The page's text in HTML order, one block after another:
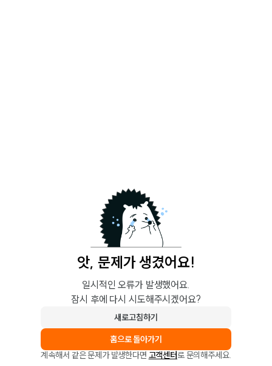
앗, 문제가 생겼어요!
일시적인 오류가 발생했어요.
잠시 후에 다시 시도해주시겠어요?
새로고침하기
홈으로 돌아가기
계속해서 같은 문제가 발생한다면 고객센터로 문의해주세요.